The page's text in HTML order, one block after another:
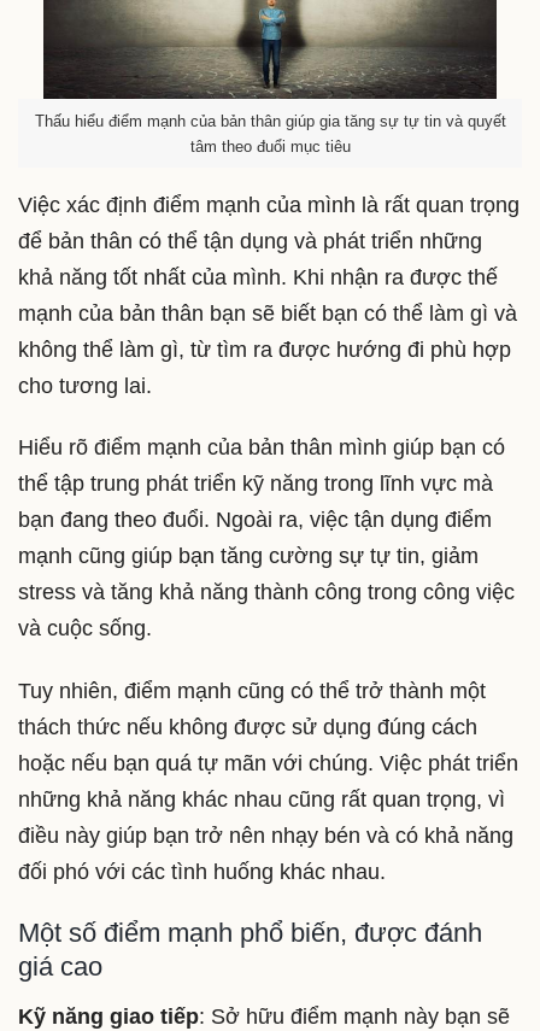
Thấu hiểu điểm mạnh của bản thân giúp gia tăng sự tự tin và quyết
tâm theo đuổi mục tiêu
Việc xác định điểm mạnh của mình là rất quan trọng
để bản thân có thể tận dụng và phát triển những
khả năng tốt nhất của mình. Khi nhận ra được thế
mạnh của bản thân bạn sẽ biết bạn có thể làm gì và
không thể làm gì, từ tìm ra được hướng đi phù hợp
cho tương lai.
Hiểu rõ điểm mạnh của bản thân mình giúp bạn có
thể tập trung phát triển kỹ năng trong lĩnh vực mà
bạn đang theo đuổi. Ngoài ra, việc tận dụng điểm
mạnh cũng giúp bạn tăng cường sự tự tin, giảm
stress và tăng khả năng thành công trong công việc
và cuộc sống.
Tuy nhiên, điểm mạnh cũng có thể trở thành một
thách thức nếu không được sử dụng đúng cách
hoặc nếu bạn quá tự mãn với chúng. Việc phát triển
những khả năng khác nhau cũng rất quan trọng, vì
điều này giúp bạn trở nên nhạy bén và có khả năng
đối phó với các tình huống khác nhau.
Một số điểm mạnh phổ biến, được đánh
giá cao
Kỹ năng giao tiếp: Sở hữu điểm mạnh này bạn sẽ